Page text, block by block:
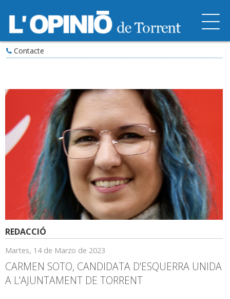
Contacte
REDACCIÓ
Martes, 14 de Marzo de 2023
CARMEN SOTO, CANDIDATA D'ESQUERRA UNIDA
A L'AJUNTAMENT DE TORRENT